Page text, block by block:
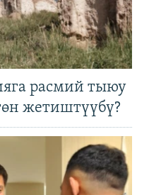
расмий тыюу
жетиштүүбү?